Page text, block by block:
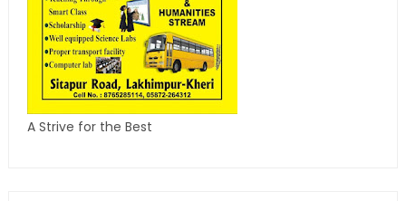
A Strive for the Best